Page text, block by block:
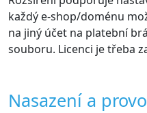
každý e-shop/doménu
na jiný účet na platební
souboru. Licenci je třeba
Nasazení a